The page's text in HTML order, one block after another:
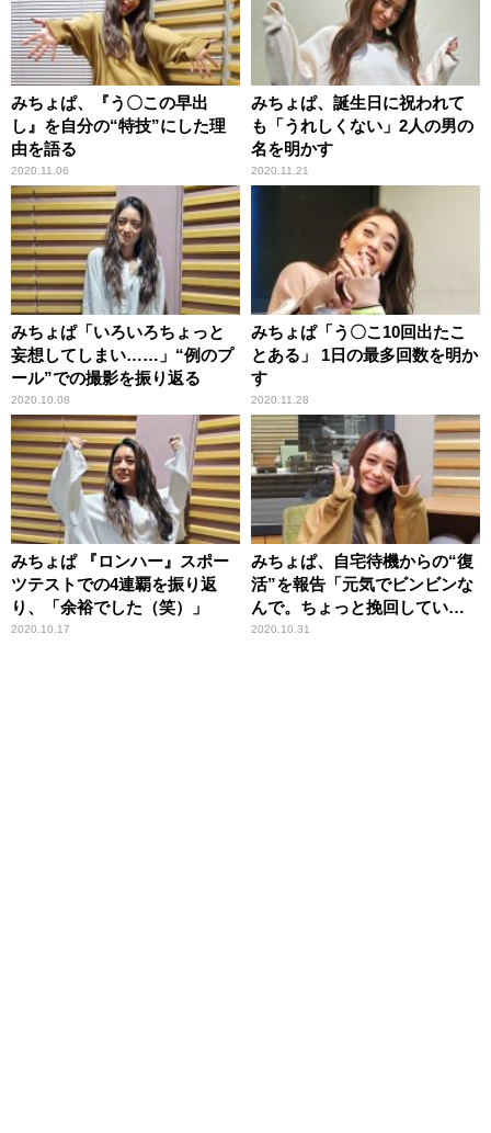
みちょぱ、『う〇この早出
し』を自分の“特技”にした理
由を語る
2020.11.06
みちょぱ、誕生日に祝われて
も「うれしくない」2人の男の
名を明かす
2020.11.21
みちょぱ「いろいろちょっと
妄想してしまい……」“例のプ
ール”での撮影を振り返る
2020.10.08
みちょぱ「う〇こ10回出たこ
とある」 1日の最多回数を明か
す
2020.11.28
みちょぱ 『ロンハー』スポー
ツテストでの4連覇を振り返
り、「余裕でした（笑）」
2020.10.17
みちょぱ、自宅待機からの“復
活”を報告「元気でビンビンな
んで。ちょっと挽回していこ
うかなと思ってます」
2020.10.31